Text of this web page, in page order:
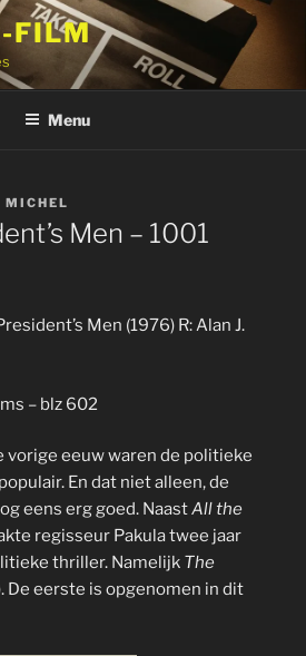
FILM
Menu
MICHEL
Men – 1001
Men (1976) R: Alan J.
– blz 602
vorige eeuw waren de politieke
En dat niet alleen, de
eens erg goed. NaastAll the
regisseur Pakula twee jaar
thriller. Namelijk The
De eerste is opgenomen in dit